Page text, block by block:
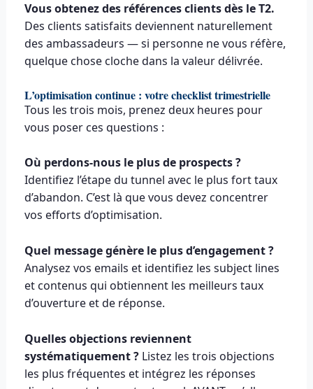
Vous obtenez des références clients dès le T2.
Des clients satisfaits deviennent naturellement
des ambassadeurs — si personne ne vous réfère,
quelque chose cloche dans la valeur délivrée.
L’optimisation continue : votre checklist trimestrielle
Tous les trois mois, prenez deux heures pour
vous poser ces questions :
Où perdons-nous le plus de prospects ?
Identifiez l’étape du tunnel avec le plus fort taux
d’abandon. C’est là que vous devez concentrer
vos efforts d’optimisation.
Quel message génère le plus d’engagement ?
Analysez vos emails et identifiez les subject lines
et contenus qui obtiennent les meilleurs taux
d’ouverture et de réponse.
Quelles objections reviennent
systématiquement ? Listez les trois objections
les plus fréquentes et intégrez les réponses